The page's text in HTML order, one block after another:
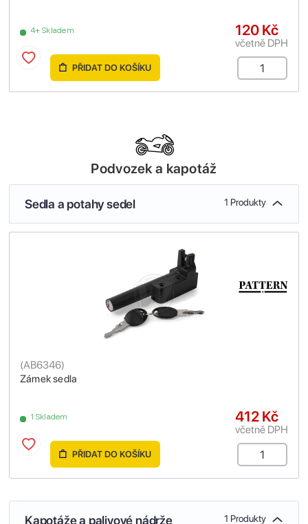
4+ Skladem 120 Kč
včetně DPH
PŘIDAT DO KOŠÍKU
Podvozek a kapotáž
Sedla a potahy sedel 1 Produkty
Zámek sedla
(AB6346)
1 Skladem 412 Kč
včetně DPH
PŘIDAT DO KOŠÍKU
Kapotáže a palivové nádrže 1 Produkty